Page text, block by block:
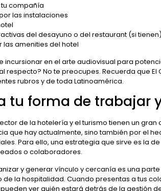
tu compañía
las instalaciones
del desayuno o del restaurant (si tienen)
las amenities del hotel
incursionar en el arte audiovisual para
respecto? No te preocupes. Recuerda que
rubros y de toda Latinoamérica.
tu forma de trabajar
de la hotelería y el turismo tienen un
que hay actualmente, sino también por el
Para ello, una estrategia que sirve es la
o colaboradores.
y generar vínculo y cercanía es una
la hospitalidad. Cuando presentas a tus
ver quién estará detrás de la gestión